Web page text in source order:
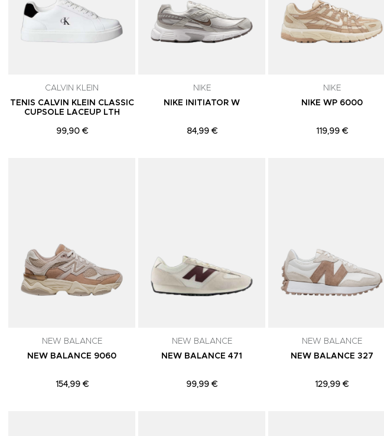
CALVIN KLEIN
TENIS CALVIN KLEIN CLASSIC
CUPSOLE LACEUP LTH
99,90 €
NIKE
NIKE INITIATOR W
84,99 €
NIKE
NIKE WP 6000
119,99 €
NEW BALANCE
NEW BALANCE 9060
154,99 €
NEW BALANCE
NEW BALANCE 471
99,99 €
NEW BALANCE
NEW BALANCE 327
129,99 €